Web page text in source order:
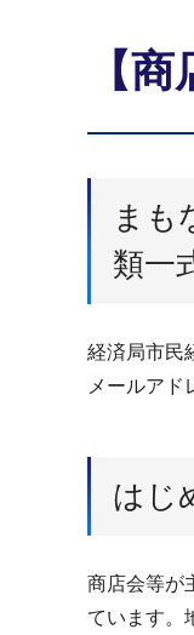
【
まも
類一
経済局市民
メールアド
はじ
商店会等が
ています。